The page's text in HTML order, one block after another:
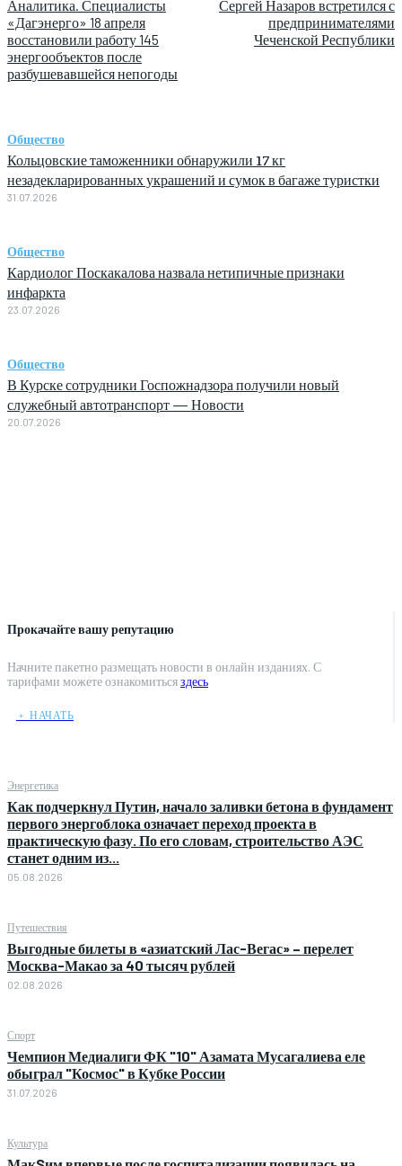
Прокачайте вашу репутацию
Начните пакетно размещать новости в онлайн изданиях. С
тарифами можете ознакомитьсяздесь
﹢ НАЧАТЬ
Энергетика
Как подчеркнул Путин, начало заливки бетона в фундамент
первого энергоблока означает переход проекта в
практическую фазу. По его словам, строительство АЭС
станет одним из...
05.08.2026
Путешествия
Выгодные билеты в «азиатский Лас-Вегас» – перелет
Москва-Макао за 40 тысяч рублей
02.08.2026
Спорт
Чемпион Медиалиги ФК "10" Азамата Мусагалиева еле
обыграл "Космос" в Кубке России
31.07.2026
Культура
Аналитика. Специалисты
«Дагэнерго» 18 апреля
восстановили работу 145
энергообъектов после
разбушевавшейся непогоды
Сергей Назаров встретился с
предпринимателями
Чеченской Республики
Общество
Кольцовские таможенники обнаружили 17 кг
незадекларированных украшений и сумок в багаже туристки
31.07.2026
Общество
Кардиолог Поскакалова назвала нетипичные признаки
инфаркта
23.07.2026
Общество
В Курске сотрудники Госпожнадзора получили новый
служебный автотранспорт — Новости
20.07.2026